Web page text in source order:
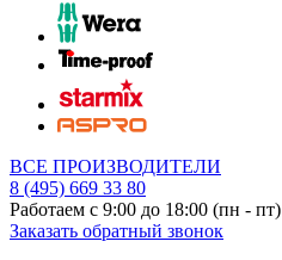
ВСЕ ПРОИЗВОДИТЕЛИ
8 (495) 669 33 80
Работаем с 9:00 до 18:00 (пн - пт)
Заказать обратный звонок